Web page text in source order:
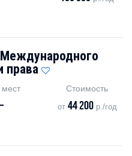
права
Стоимость
от 44 200р./год